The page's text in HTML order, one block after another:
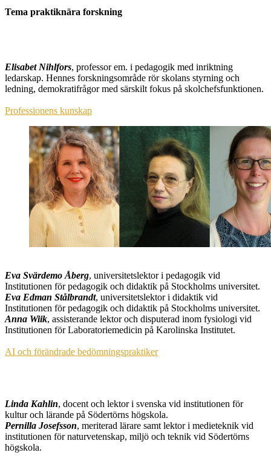
Tema praktiknära forskning
Elisabet Nihlfors, professor em. i pedagogik med inriktning
ledarskap. Hennes forskningsområde rör skolans styrning och
ledning, demokratifrågor med särskilt fokus på skolchefsfunktionen.
Professionens kunskap
Eva Svärdemo Åberg, universitetslektor i pedagogik vid
Institutionen för pedagogik och didaktik på Stockholms universitet.
Eva Edman Stålbrandt, universitetslektor i didaktik vid
Institutionen för pedagogik och didaktik på Stockholms universitet.
Anna Wiik, assisterande lektor och disputerad inom fysiologi vid
Institutionen för Laboratoriemedicin på Karolinska Institutet.
AI och förändrade bedömningspraktiker
Linda Kahlin, docent och lektor i svenska vid institutionen för
kultur och lärande på Södertörns högskola.
Pernilla Josefsson, meriterad lärare samt lektor i medieteknik vid
institutionen för naturvetenskap, miljö och teknik vid Södertörns
högskola.